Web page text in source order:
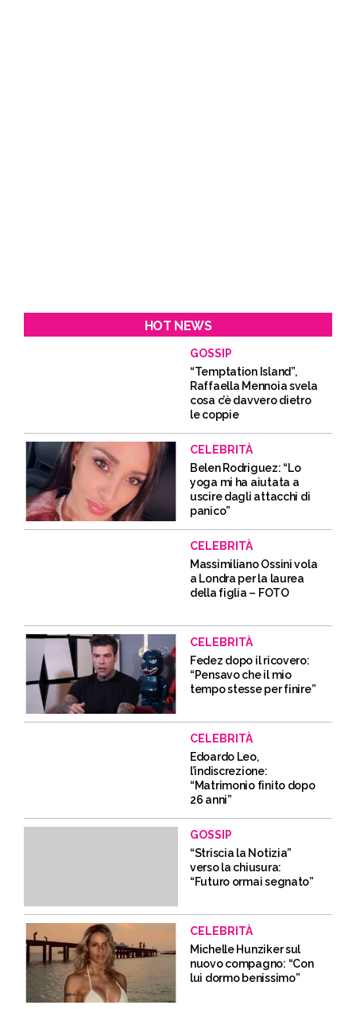
HOT NEWS
GOSSIP
“Temptation Island”,
Raffaella Mennoia svela
cosa c’è davvero dietro
le coppie
CELEBRITÀ
Belen Rodriguez: “Lo
yoga mi ha aiutata a
uscire dagli attacchi di
panico”
CELEBRITÀ
Massimiliano Ossini vola
a Londra per la laurea
della figlia – FOTO
CELEBRITÀ
Fedez dopo il ricovero:
“Pensavo che il mio
tempo stesse per finire”
CELEBRITÀ
Edoardo Leo,
l’indiscrezione:
“Matrimonio finito dopo
26 anni”
GOSSIP
“Striscia la Notizia”
verso la chiusura:
“Futuro ormai segnato”
CELEBRITÀ
Michelle Hunziker sul
nuovo compagno: “Con
lui dormo benissimo”